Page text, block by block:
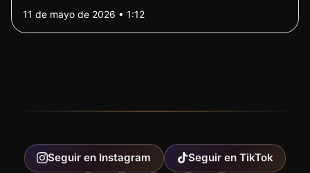
11 de mayo de 2026 • 1:12
Seguir en Instagram Seguir en TikTok